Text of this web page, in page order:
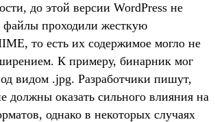
до этой версии WordPress не
файлы проходили жесткую
то есть их содержимое могло не
К примеру, бинарник мог
видом .jpg. Разработчики пишут,
должны оказать сильного влияния на
однако в некоторых случаях